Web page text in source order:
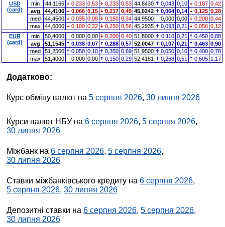
USD
(card)
min 44,1165 0,233 0,53 0,233 0,53 44,8430 0,043 0,10 0,187 0,42
avg
44,4106 0,066 0,15 0,217 0,49 45,0242 0,064 0,14 0,125 0,28
med
44,4500 0,035 0,08 0,150 0,34 44,9500 0,000 0,00 0,200 0,44
max
44,6000 0,100 0,22 0,250 0,56 45,2935 0,093 0,21 0,056 0,12
EUR
(card)
min 50,4000 0,000 0,00 0,200 0,40 51,8000 0,110 0,21 0,450 0,88
avg
51,1545 0,038 0,07 0,288 0,57 52,0047 0,107 0,21 0,463 0,90
med
51,2500 0,050 0,10 0,350 0,69 51,9500 0,050 0,10 0,400 0,78
max
51,4000 0,000 0,00 0,150 0,29 52,4181 0,268 0,51 0,605 1,17
Додатково:
Курс обміну валют на 5 серпня 2026, 30 липня 2026
Курси валют НБУ на 6 серпня 2026, 5 серпня 2026,
30 липня 2026
Міжбанк на 6 серпня 2026, 5 серпня 2026,
30 липня 2026
Ставки міжбанківського кредиту на 6 серпня 2026,
5 серпня 2026, 30 липня 2026
Депозитні ставки на 6 серпня 2026, 5 серпня 2026,
30 липня 2026